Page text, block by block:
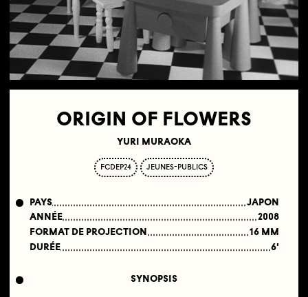
ORIGIN OF FLOWERS
YURI MURAOKA
FCDEP24 JEUNES-PUBLICS
PAYS
JAPON
ANNÉE
2008
FORMAT DE PROJECTION
16 MM
DURÉE
6'
SYNOPSIS